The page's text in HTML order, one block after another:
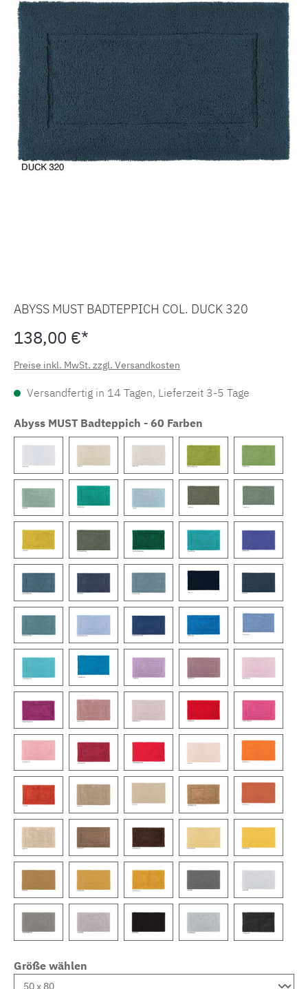
ABYSS MUST BADTEPPICH COL. DUCK 320
138,00 €*
Preise inkl. MwSt. zzgl. Versandkosten
Versandfertig in 14 Tagen, Lieferzeit 3-5 Tage
Abyss MUST Badteppich - 60 Farben
Größe wählen